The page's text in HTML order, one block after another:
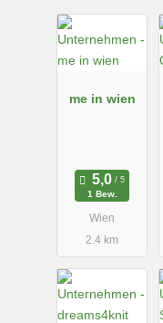
me in wien
1 Bew.
Wien
2.4 km